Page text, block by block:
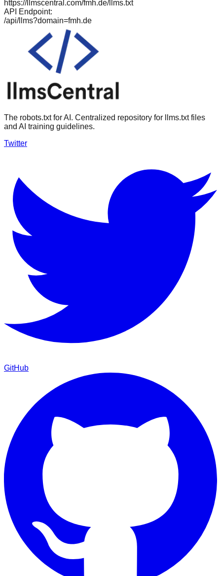
https://llmscentral.com/fmh.de/llms.txt
API Endpoint:
/api/llms?domain=fmh.de
The robots.txt for AI. Centralized repository for llms.txt files
and AI training guidelines.
Twitter
GitHub